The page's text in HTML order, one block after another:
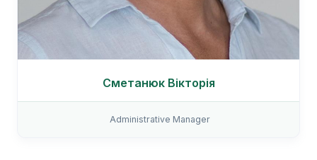
Сметанюк Вікторія
Administrative Manager